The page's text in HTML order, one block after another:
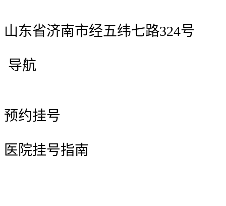
山东省济南市经五纬七路324号
导航
预约挂号
医院挂号指南